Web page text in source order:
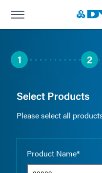
1 2
Select Products
Please select all
Product Name*